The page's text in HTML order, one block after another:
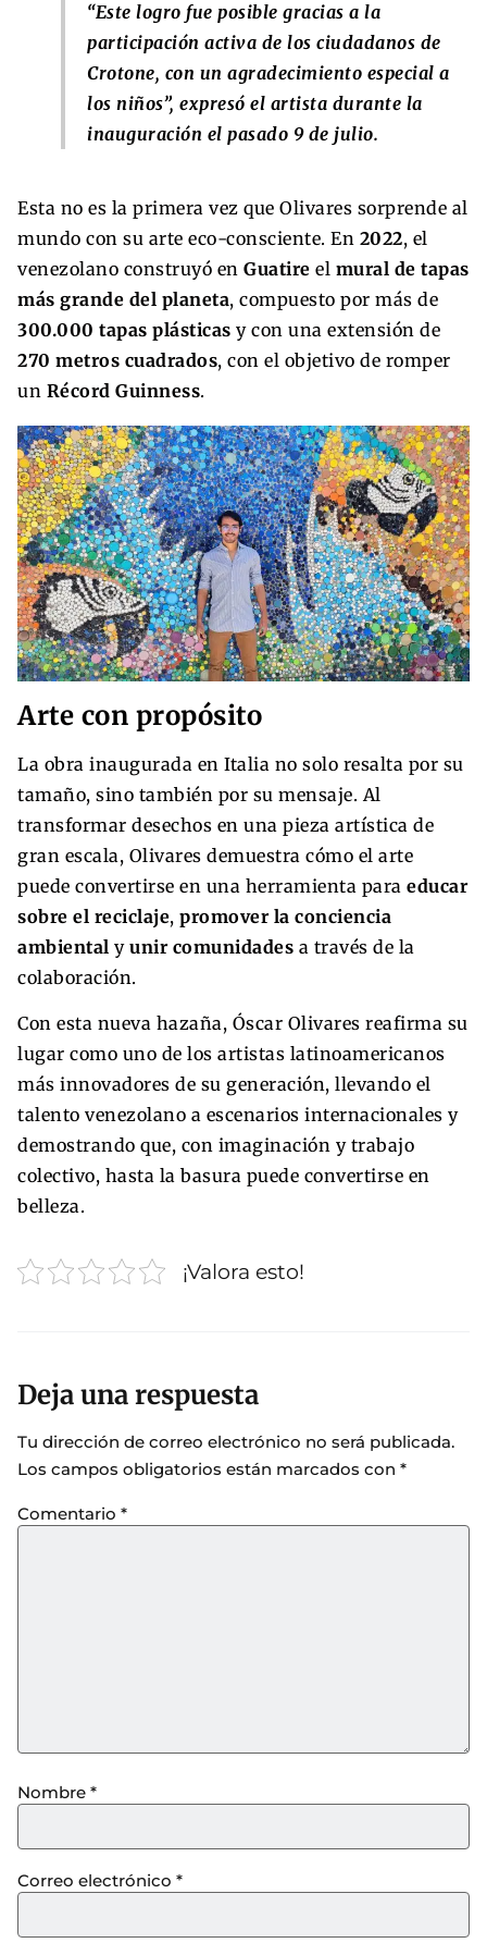
“Este logro fue posible gracias a la
participación activa de los ciudadanos de
Crotone, con un agradecimiento especial a
los niños”, expresó el artista durante la
inauguración el pasado 9 de julio.
Esta no es la primera vez que Olivares sorprende al
mundo con su arte eco-consciente. En 2022, el
venezolano construyó en Guatire el mural de tapas
más grande del planeta, compuesto por más de
300.000 tapas plásticas y con una extensión de
270 metros cuadrados, con el objetivo de romper
un Récord Guinness.
Arte con propósito
La obra inaugurada en Italia no solo resalta por su
tamaño, sino también por su mensaje. Al
transformar desechos en una pieza artística de
gran escala, Olivares demuestra cómo el arte
puede convertirse en una herramienta para educar
sobre el reciclaje, promover la conciencia
ambiental y unir comunidades a través de la
colaboración.
Con esta nueva hazaña, Óscar Olivares reafirma su
lugar como uno de los artistas latinoamericanos
más innovadores de su generación, llevando el
talento venezolano a escenarios internacionales y
demostrando que, con imaginación y trabajo
colectivo, hasta la basura puede convertirse en
belleza.
¡Valora esto!
Deja una respuesta
Tu dirección de correo electrónico no será publicada.
Los campos obligatorios están marcados con *
Comentario *
Nombre *
Correo electrónico *